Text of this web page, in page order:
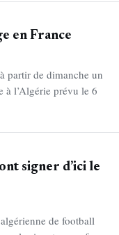
en France
partir de dimanche un
à l’Algérie prévu le 6
signer d’ici le
de football